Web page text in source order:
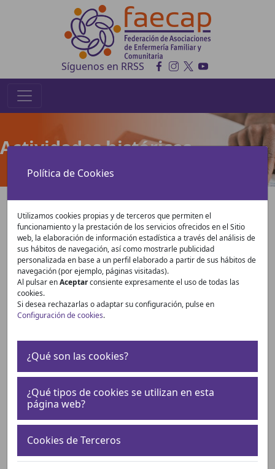
Síguenos en RRSS
Actividades históricas
Selecciona el año para ver
la información de la
actividad histórica
deseada:
2021
2020
Política de Cookies
Utilizamos cookies propias y de terceros que permiten el
funcionamiento y la prestación de los servicios ofrecidos en el Sitio
web, la elaboración de información estadística a través del análisis de
sus hábitos de navegación, así como mostrarle publicidad
personalizada en base a un perfil elaborado a partir de sus hábitos de
navegación (por ejemplo, páginas visitadas).
Al pulsar enAceptarconsiente expresamente el uso de todas las
cookies.
Si desea rechazarlas o adaptar su configuración, pulse en
Configuración de cookies.
¿Qué son las cookies?
¿Qué tipos de cookies se utilizan en esta
página web?
Cookies de Terceros